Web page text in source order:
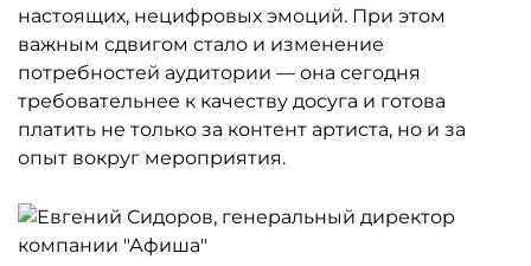
настоящих, нецифровых эмоций. При этом
важным сдвигом стало и изменение
потребностей аудитории — она сегодня
требовательнее к качеству досуга и готова
платить не только за контент артиста, но и за
опыт вокруг мероприятия.